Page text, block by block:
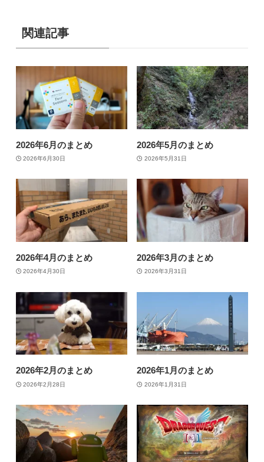
関連記事
2026年6月のまとめ
2026年6月30日
2026年5月のまとめ
2026年5月31日
2026年4月のまとめ
2026年4月30日
2026年3月のまとめ
2026年3月31日
2026年2月のまとめ
2026年2月28日
2026年1月のまとめ
2026年1月31日